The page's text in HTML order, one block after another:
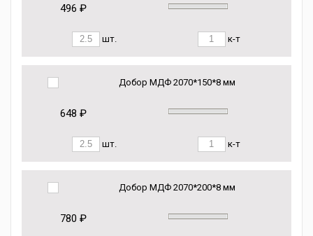
496 ₽
шт. к-т
Добор МДФ 2070*150*8 мм
648 ₽
шт. к-т
Добор МДФ 2070*200*8 мм
780 ₽